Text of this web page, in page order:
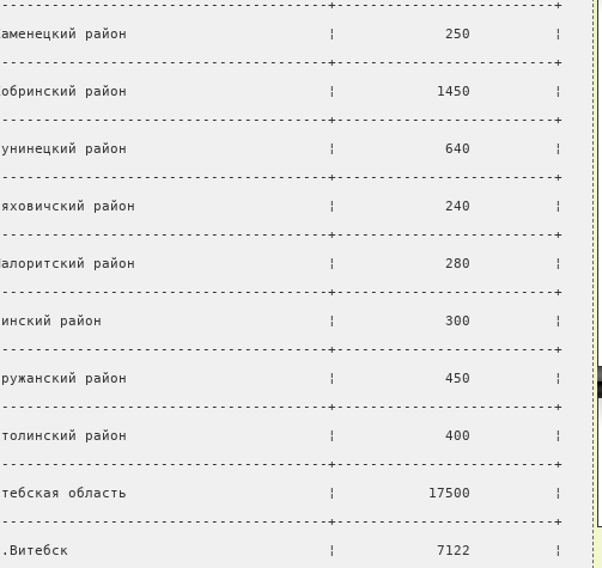
+--------------------------+
район                        ¦             250          ¦
+--------------------------+
район                        ¦            1450          ¦
+--------------------------+
район                        ¦             640          ¦
+--------------------------+
район                       ¦             240          ¦
+--------------------------+
район                       ¦             280          ¦
+--------------------------+
район                           ¦             300          ¦
+--------------------------+
район                        ¦             450          ¦
+--------------------------+
район                        ¦             400          ¦
+--------------------------+
область                        ¦           17500          ¦
+--------------------------+
¦            7122          ¦